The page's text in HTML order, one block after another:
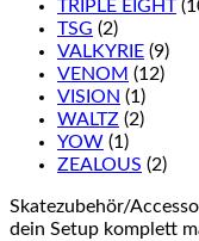
TRIPLE EIGHT
TSG (2)
VALKYRIE (9)
VENOM (12)
VISION (1)
WALTZ (2)
YOW (1)
ZEALOUS (2)
Skatezubehör/
dein Setup komplett